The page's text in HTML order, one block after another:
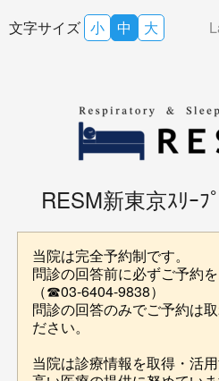
文字サイズ 小 中 大
RESM新東京ｽﾘｰﾌ
当院は完全予約制です。
問診の回答前に必ずご予約を
（☎03-6404-9838）
問診の回答のみでご予約は
ださい。
当院は診療情報を取得・活